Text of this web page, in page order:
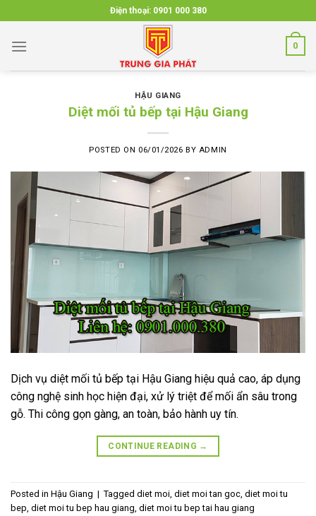
to
content
Điện thoại: 0901 000 380
0
HẬU GIANG
Diệt mối tủ bếp tại Hậu Giang
POSTED ON 06/01/2026 BY ADMIN
Dịch vụ diệt mối tủ bếp tại Hậu Giang hiệu quả cao, áp dụng
công nghệ sinh học hiện đại, xử lý triệt để mối ẩn sâu trong
gỗ. Thi công gọn gàng, an toàn, bảo hành uy tín.
CONTINUE READING →
Posted in Hậu Giang | Tagged diet moi, diet moi tan goc, diet moi tu
bep, diet moi tu bep hau giang, diet moi tu bep tai hau giang